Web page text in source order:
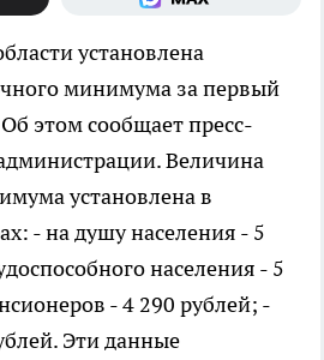
установлена
минимума за первый
этом сообщает пресс-
Величина
установлена в
- на душу населения - 5
населения - 5
- 4 290 рублей; -
Эти данные